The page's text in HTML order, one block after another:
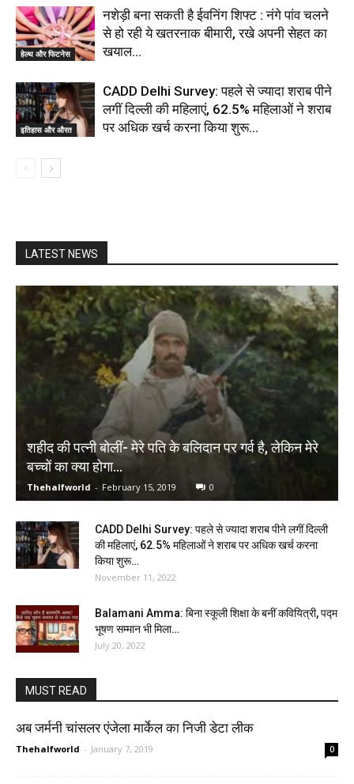
हेल्थ और फिटनेस
नशेड़ी बना सकती है ईवनिंग शिफ्ट : नंगे पांव चलने
से हो रही ये खतरनाक बीमारी, रखे अपनी सेहत का
खयाल…
इतिहास और औरत
CADD Delhi Survey: पहले से ज्यादा शराब पीने
लगीं दिल्ली की महिलाएं, 62.5% महिलाओं ने शराब
पर अधिक खर्च करना किया शुरू…
LATEST NEWS
शहीद की पत्नी बोलीं- मेरे पति के बलिदान पर गर्व है, लेकिन मेरे
बच्चों का क्या होगा…
Thehalfworld - February 15, 2019 0
CADD Delhi Survey: पहले से ज्यादा शराब पीने लगीं दिल्ली
की महिलाएं, 62.5% महिलाओं ने शराब पर अधिक खर्च करना
किया शुरू…
November 11, 2022
Balamani Amma: बिना स्कूली शिक्षा के बनीं कवियित्री, पद्म
भूषण सम्मान भी मिला…
July 20, 2022
MUST READ
अब जर्मनी चांसलर एंजेला मार्केल का निजी डेटा लीक
Thehalfworld - January 7, 2019 0